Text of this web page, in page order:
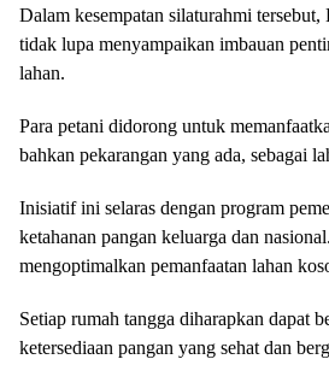
Dalam kesempatan silaturahmi
tidak lupa menyampaikan imbauan
lahan.
Para petani didorong untuk
bahkan pekarangan yang ada, sebagai
Inisiatif ini selaras dengan program
ketahanan pangan keluarga dan
mengoptimalkan pemanfaatan lahan
Setiap rumah tangga diharapkan dapat
ketersediaan pangan yang sehat dan